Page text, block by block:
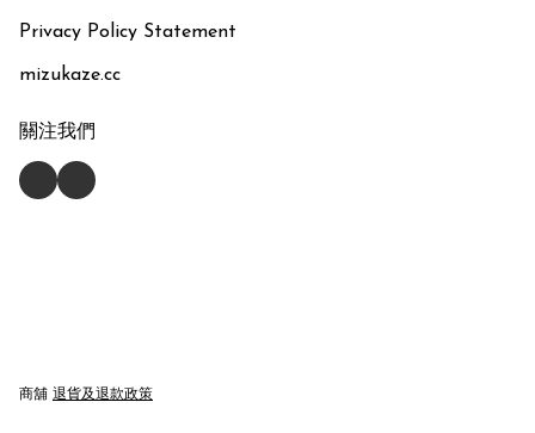
Privacy Policy Statement
mizukaze.cc
關注我們
商舖 退貨及退款政策